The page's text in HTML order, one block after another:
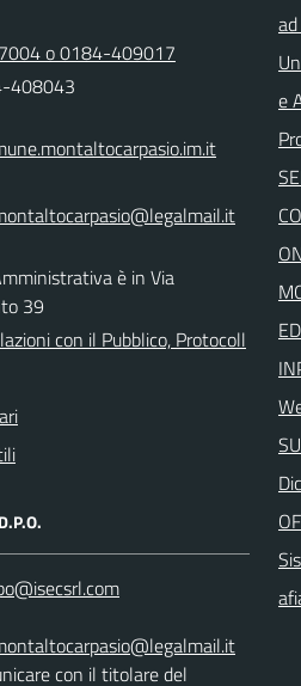
o 0184-409017
408043
è in Via
39
con il Pubblico, Protocoll
con il titolare del
e